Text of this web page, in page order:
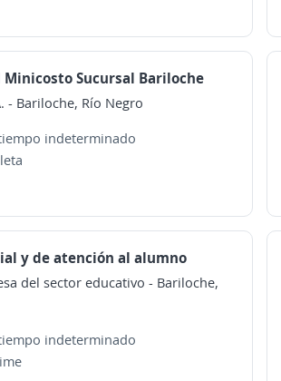
Sucursal Bariloche
- Bariloche, Río Negro
indeterminado
y de atención al alumno
del sector educativo - Bariloche,
indeterminado